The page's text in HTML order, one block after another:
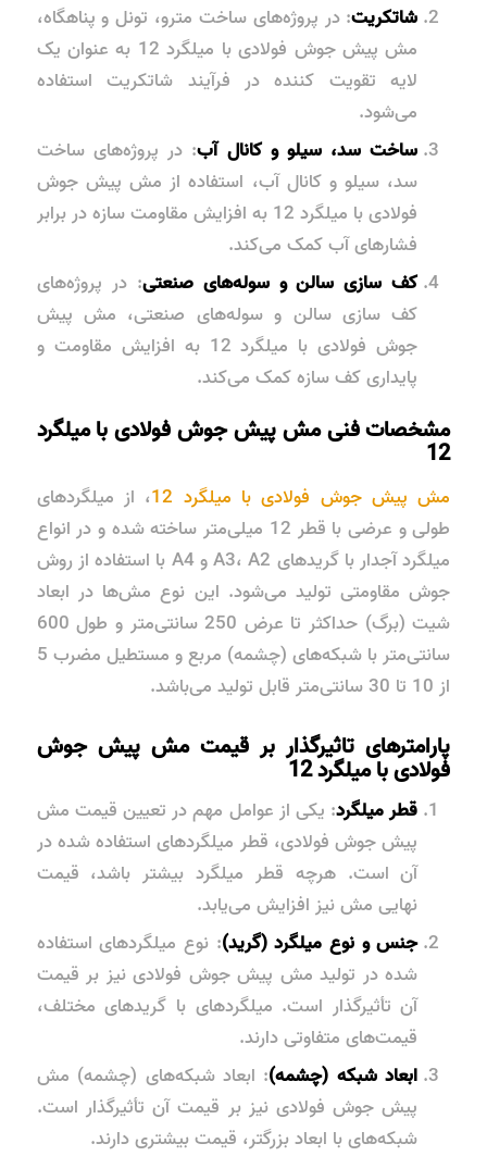
شاتکریت: در پروژه‌های ساخت مترو، تونل و پناهگاه،
مش پیش جوش فولادی با میلگرد 12 به عنوان یک
لایه تقویت کننده در فرآیند شاتکریت استفاده
می‌شود.
ساخت سد، سیلو و کانال آب: در پروژه‌های ساخت
سد، سیلو و کانال آب، استفاده از مش پیش جوش
فولادی با میلگرد 12 به افزایش مقاومت سازه در برابر
فشارهای آب کمک می‌کند.
کف سازی سالن و سوله‌های صنعتی: در پروژه‌های
کف سازی سالن و سوله‌های صنعتی، مش پیش
جوش فولادی با میلگرد 12 به افزایش مقاومت و
پایداری کف سازه کمک می‌کند.
مشخصات فنی مش پیش جوش فولادی با میلگرد
12
مش پیش جوش فولادی با میلگرد 12
، از میلگردهای
طولی و عرضی با قطر 12 میلی‌متر ساخته شده و در انواع
میلگرد آجدار با گریدهای A3، A2 و A4 با استفاده از روش
جوش مقاومتی تولید می‌شود. این نوع مش‌ها در ابعاد
شیت (برگ) حداکثر تا عرض 250 سانتی‌متر و طول 600
سانتی‌متر با شبکه‌های (چشمه) مربع و مستطیل مضرب 5
از 10 تا 30 سانتی‌متر قابل تولید می‌باشد.
پارامترهای تاثیرگذار بر قیمت مش پیش جوش
فولادی با میلگرد 12
قطر میلگرد: یکی از عوامل مهم در تعیین قیمت مش
پیش جوش فولادی، قطر میلگردهای استفاده شده در
آن است. هرچه قطر میلگرد بیشتر باشد، قیمت
نهایی مش نیز افزایش می‌یابد.
جنس و نوع میلگرد (گرید): نوع میلگردهای استفاده
شده در تولید مش پیش جوش فولادی نیز بر قیمت
آن تأثیرگذار است. میلگردهای با گریدهای مختلف،
قیمت‌های متفاوتی دارند.
ابعاد شبکه (چشمه): ابعاد شبکه‌های (چشمه) مش
پیش جوش فولادی نیز بر قیمت آن تأثیرگذار است.
شبکه‌های با ابعاد بزرگتر، قیمت بیشتری دارند.